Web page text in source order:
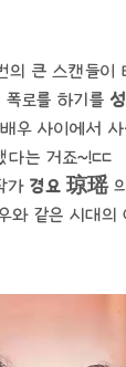
큰 스캔들이
로를 하기를
우 사이에서
다는 거죠~!ㄷㄷ
가 경요 琼瑶
와 같은 시대의